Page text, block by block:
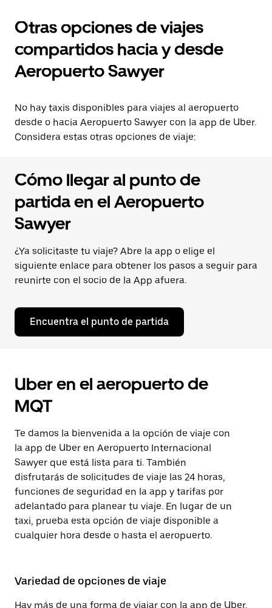
Otras opciones de viajes
compartidos hacia y desde
Aeropuerto Sawyer
No hay taxis disponibles para viajes al aeropuerto
desde o hacia Aeropuerto Sawyer con la app de Uber.
Considera estas otras opciones de viaje:
Cómo llegar al punto de
partida en el Aeropuerto
Sawyer
¿Ya solicitaste tu viaje? Abre la app o elige el
siguiente enlace para obtener los pasos a seguir para
reunirte con el socio de la App afuera.
Encuentra el punto de partida
Uber en el aeropuerto de
MQT
Te damos la bienvenida a la opción de viaje con
la app de Uber en Aeropuerto Internacional
Sawyer que está lista para ti. También
disfrutarás de solicitudes de viaje las 24 horas,
funciones de seguridad en la app y tarifas por
adelantado para planear tu viaje. En lugar de un
taxi, prueba esta opción de viaje disponible a
cualquier hora desde o hasta el aeropuerto.
Variedad de opciones de viaje
Hay más de una forma de viajar con la app de Uber.